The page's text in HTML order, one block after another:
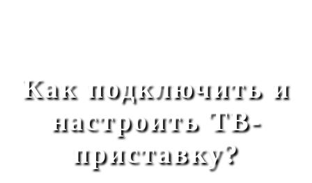
Как подключить и
настроить ТВ-
приставку?